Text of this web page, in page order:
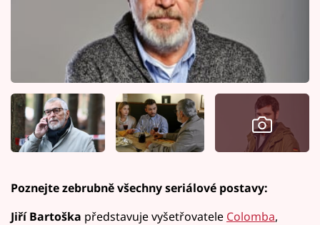
Poznejte zebrubně všechny seriálové postavy:
Jiří Bartoška představuje vyšetřovatele Colomba,